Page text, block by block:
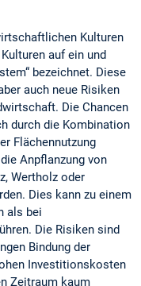
Kulturen
auf ein und
bezeichnet. Diese
auch neue Risiken
Die Chancen
durch die Kombination
Flächennutzung
Anpflanzung von
Wertholz oder
Dies kann zu einem
als bei
Die Risiken sind
Bindung der
Investitionskosten
Zeitraum kaum